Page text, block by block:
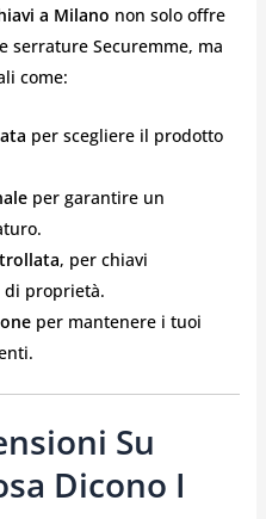
a Milano non solo offre
serrature Securemme, ma
come:
per scegliere il prodotto
per garantire un
, per chiavi
di proprietà.
per mantenere i tuoi
Su
Dicono I